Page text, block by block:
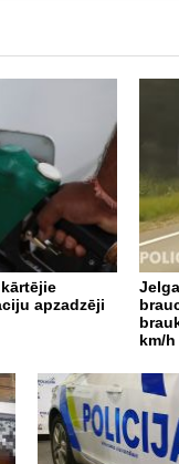
apzadzēji
km/h